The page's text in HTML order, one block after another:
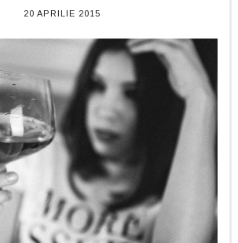
20 APRILIE 2015